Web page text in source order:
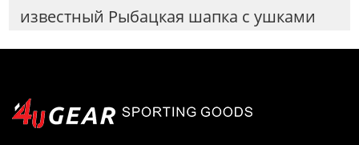
известный Рыбацкая шапка с ушками